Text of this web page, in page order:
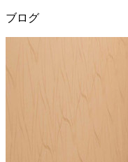
ブログ